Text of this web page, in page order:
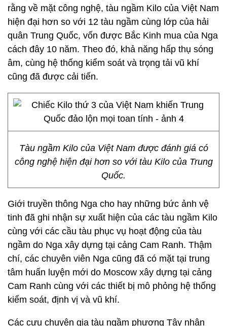
rằng về mặt công nghệ, tàu ngầm Kilo của Việt Nam
hiện đại hơn so với 12 tàu ngầm cùng lớp của hải
quân Trung Quốc, vốn được Bắc Kinh mua của Nga
cách đây 10 năm. Theo đó, khả năng hấp thụ sóng
âm, cùng hệ thống kiểm soát và trọng tải vũ khí
cũng đã được cải tiến.
Tàu ngầm Kilo của Việt Nam được đánh giá có
công nghệ hiện đại hơn so với tàu Kilo của Trung
Quốc.
Giới truyền thông Nga cho hay những bức ảnh vệ
tinh đã ghi nhận sự xuất hiện của các tàu ngầm Kilo
cùng với các cầu tàu phục vụ hoạt động của tàu
ngầm do Nga xây dựng tại cảng Cam Ranh. Thậm
chí, các chuyên viên Nga cũng đã có mặt tại trung
tâm huấn luyện mới do Moscow xây dựng tại cảng
Cam Ranh cùng với các thiết bị mô phỏng hệ thống
kiểm soát, định vị và vũ khí.
Các cựu chuyên gia tàu ngầm phương Tây nhận